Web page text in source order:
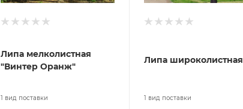
Липа мелколистная
"Винтер Оранж"
1 вид поставки
Липа широколистная
1 вид поставки